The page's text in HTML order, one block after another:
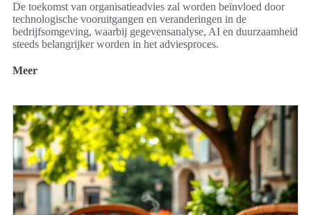
De toekomst van organisatieadvies zal worden beïnvloed door
technologische vooruitgangen en veranderingen in de
bedrijfsomgeving, waarbij gegevensanalyse, AI en duurzaamheid
steeds belangrijker worden in het adviesproces.
Meer